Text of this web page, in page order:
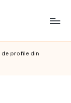
profile din